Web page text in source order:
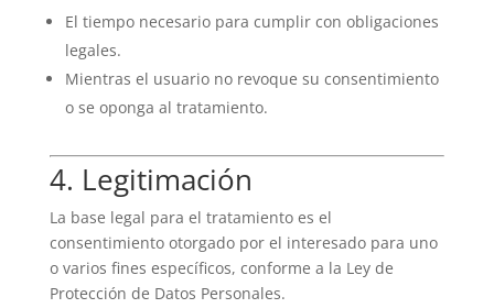
El tiempo necesario para cumplir con obligaciones
legales.
Mientras el usuario no revoque su consentimiento
o se oponga al tratamiento.
4. Legitimación
La base legal para el tratamiento es el
consentimiento otorgado por el interesado para uno
o varios fines específicos, conforme a la Ley de
Protección de Datos Personales.